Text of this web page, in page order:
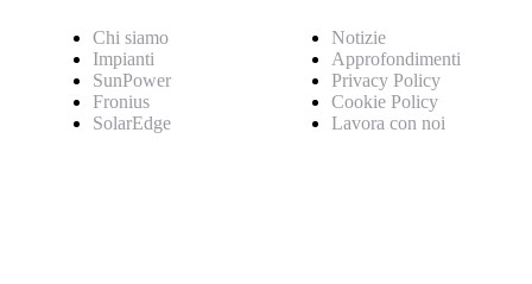
Chi siamo
Impianti
SunPower
Fronius
SolarEdge
Notizie
Approfondimenti
Privacy Policy
Cookie Policy
Lavora con noi